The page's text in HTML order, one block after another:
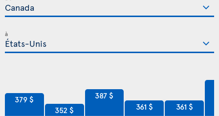
à
379 $
352 $
387 $
361 $ 361 $